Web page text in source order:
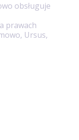
obsługuje
prawach
Ursus,